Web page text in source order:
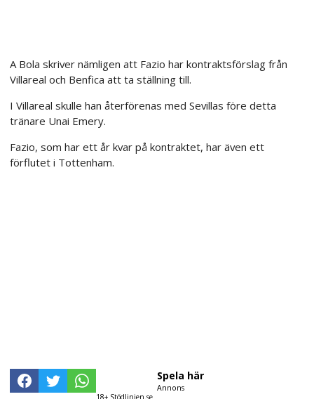
A Bola skriver nämligen att Fazio har kontraktsförslag från
Villareal och Benfica att ta ställning till.
I Villareal skulle han återförenas med Sevillas före detta
tränare Unai Emery.
Fazio, som har ett år kvar på kontraktet, har även ett
förflutet i Tottenham.
18+ Stödlinjen.se
Spela här
Annons